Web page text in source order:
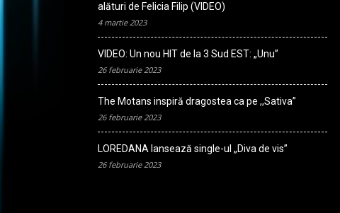
alături de Felicia Filip (VIDEO)
4 martie 2023
VIDEO: Un nou HIT de la 3 Sud EST: „Unu”
26 februarie 2023
The Motans inspiră dragostea ca pe ,,Sativa”
26 februarie 2023
LOREDANA lansează single-ul „Diva de vis”
26 februarie 2023